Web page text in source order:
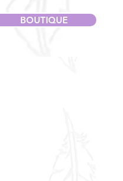
BOUTIQUE